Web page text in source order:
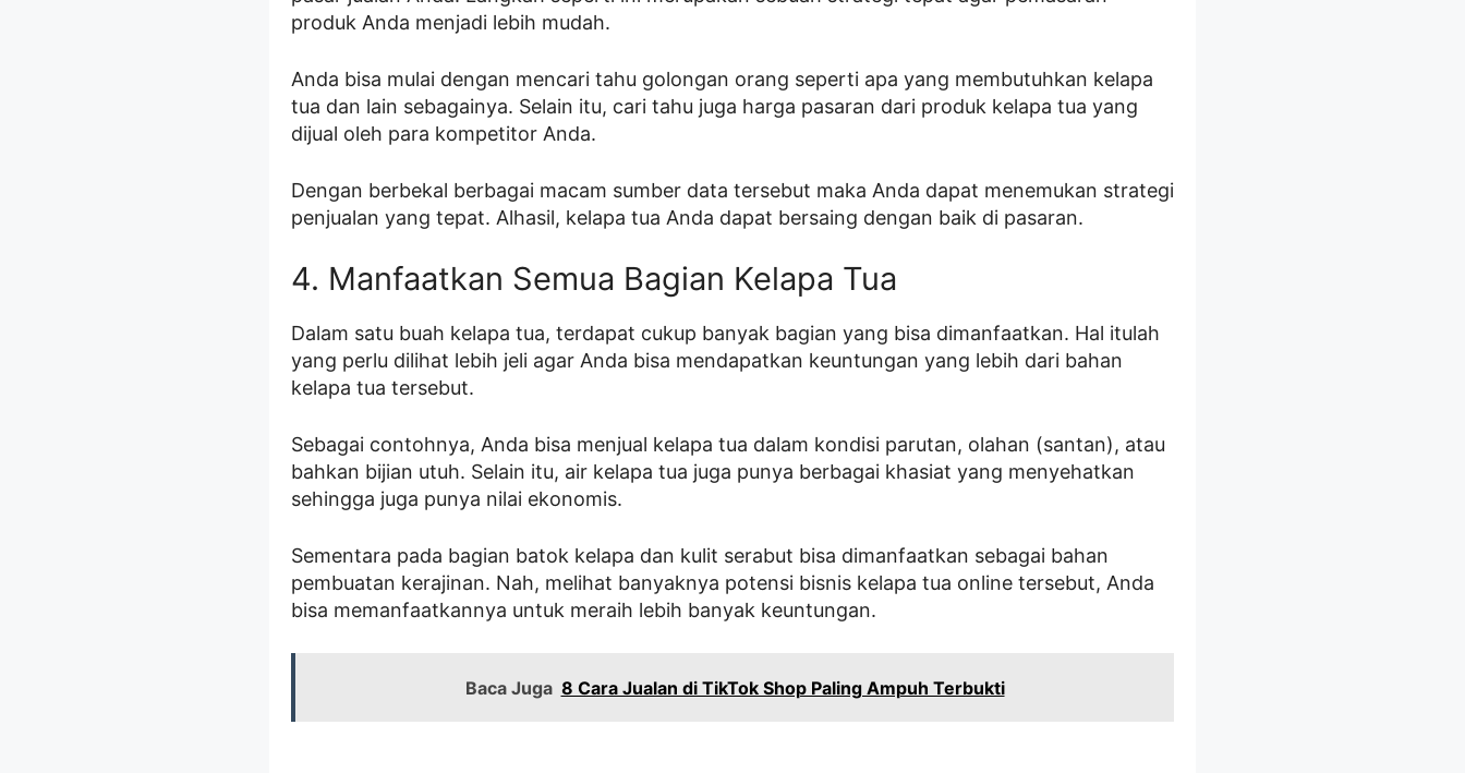
produk Anda menjadi lebih mudah.
Anda bisa mulai dengan mencari tahu golongan orang seperti apa yang membutuhkan kelapa
tua dan lain sebagainya. Selain itu, cari tahu juga harga pasaran dari produk kelapa tua yang
dijual oleh para kompetitor Anda.
Dengan berbekal berbagai macam sumber data tersebut maka Anda dapat menemukan strategi
penjualan yang tepat. Alhasil, kelapa tua Anda dapat bersaing dengan baik di pasaran.
4. Manfaatkan Semua Bagian Kelapa Tua
Dalam satu buah kelapa tua, terdapat cukup banyak bagian yang bisa dimanfaatkan. Hal itulah
yang perlu dilihat lebih jeli agar Anda bisa mendapatkan keuntungan yang lebih dari bahan
kelapa tua tersebut.
Sebagai contohnya, Anda bisa menjual kelapa tua dalam kondisi parutan, olahan (santan), atau
bahkan bijian utuh. Selain itu, air kelapa tua juga punya berbagai khasiat yang menyehatkan
sehingga juga punya nilai ekonomis.
Sementara pada bagian batok kelapa dan kulit serabut bisa dimanfaatkan sebagai bahan
pembuatan kerajinan. Nah, melihat banyaknya potensi bisnis kelapa tua online tersebut, Anda
bisa memanfaatkannya untuk meraih lebih banyak keuntungan.
Baca Juga 8 Cara Jualan di TikTok Shop Paling Ampuh Terbukti